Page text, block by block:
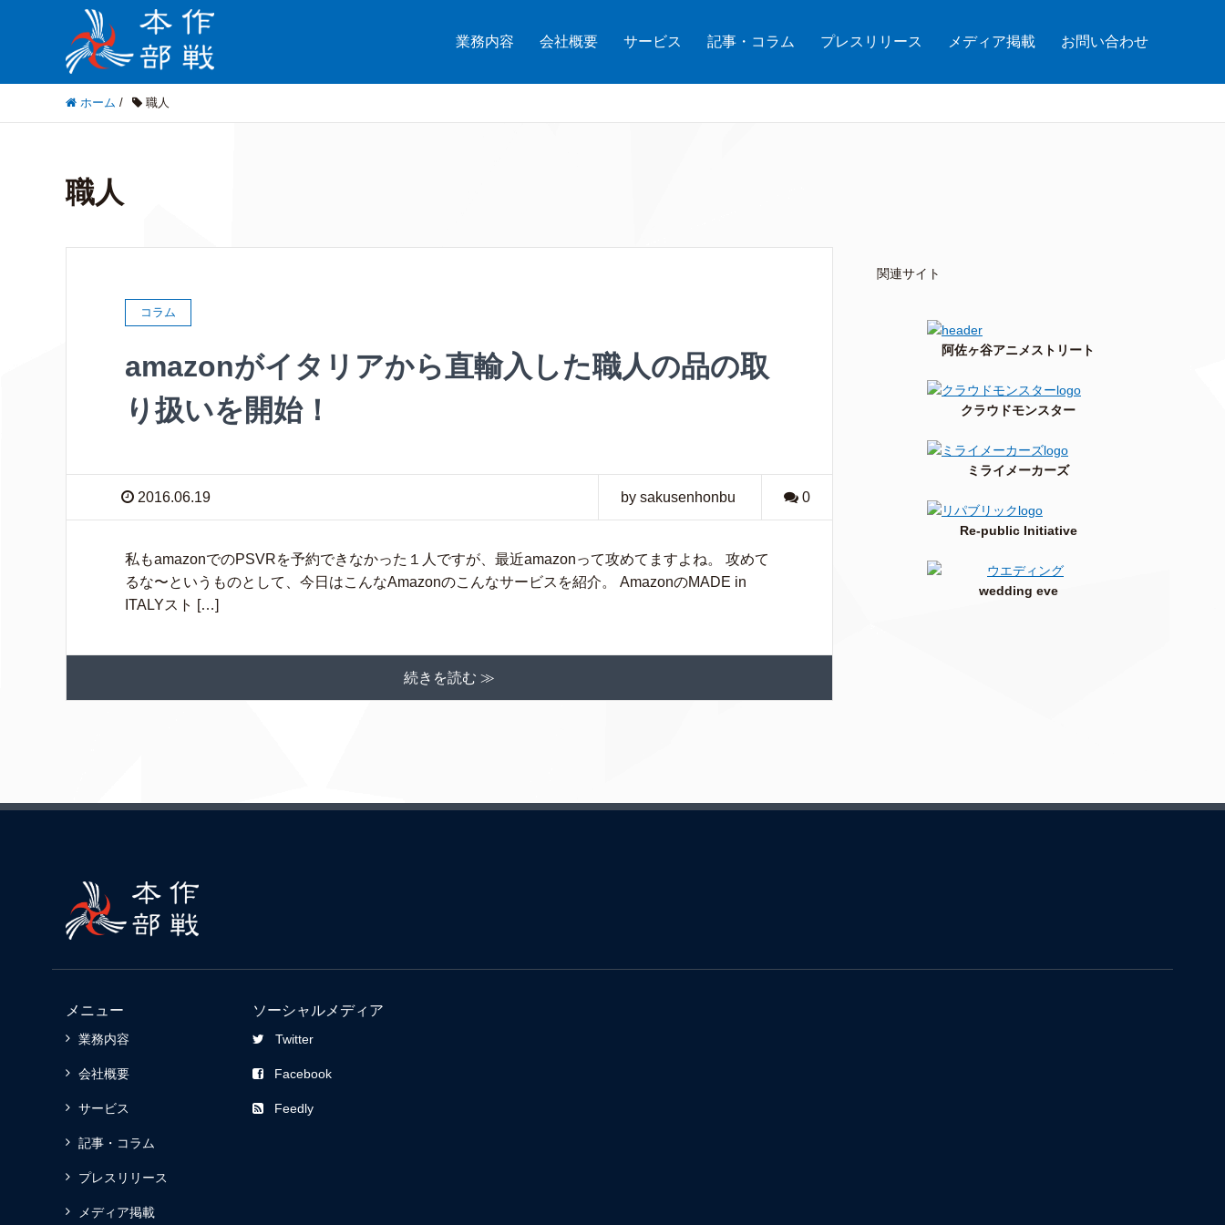
業務内容 会社概要 サービス 記事・コラム プレスリリース メディア掲載 お問い合わせ
ホーム / 職人
職人
コラム
amazonがイタリアから直輸入した職人の品の取
り扱いを開始！
2016.06.19 by sakusenhonbu 0
私もamazonでのPSVRを予約できなかった１人ですが、最近amazonって攻めてますよね。 攻めて
るな〜というものとして、今日はこんなAmazonのこんなサービスを紹介。 AmazonのMADE in
ITALYスト […]
続きを読む ≫
関連サイト
阿佐ヶ谷アニメストリート
クラウドモンスター
ミライメーカーズ
Re-public Initiative
wedding eve
メニュー
業務内容
会社概要
サービス
記事・コラム
プレスリリース
メディア掲載
ソーシャルメディア
Twitter
Facebook
Feedly